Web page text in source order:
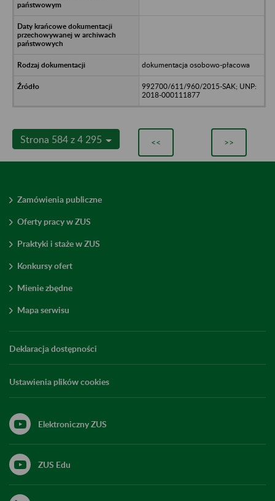
dokumentacja osobowo-płacowa
992700/611/960/2015-SAK; UNP:
2018-000111877
Strona 584 z 4 295 << >>
Zamówienia publiczne
Oferty pracy w ZUS
Praktyki i staże w ZUS
Konkursy ofert
Mienie zbędne
Mapa serwisu
Deklaracja dostępności
Ustawienia plików cookies
Elektroniczny ZUS
ZUS Edu